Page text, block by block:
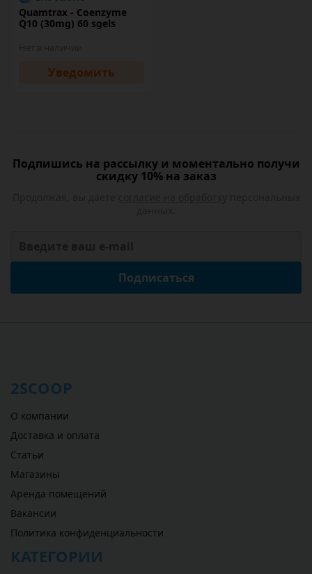
Quamtrax - Coenzyme
Q10 (30mg) 60 sgels
Уведомить
Подпишись на рассылку и моментально получи
скидку 10% на заказ
Подписаться
2SCOOP
О компании
Доставка и оплата
Статьи
Магазины
Аренда помещений
Вакансии
Политика конфиденциальности
КАТЕГОРИИ